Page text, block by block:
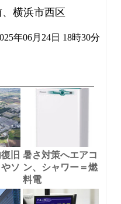
横浜市西区
年06月24日 18時30分
旧
ソ
暑さ対策へエアコ
ン、シャワー＝燃
料電